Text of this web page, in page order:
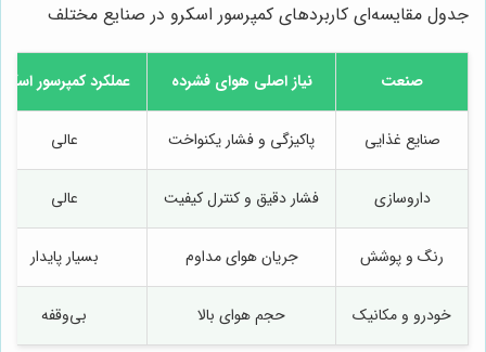
جدول مقایسه‌ای کاربردهای کمپرسور اسکرو در صنایع مختلف
صنعت نیاز اصلی هوای فشرده عملکرد کمپرسور
صنایع غذایی پاکیزگی و فشار یکنواخت عالی
داروسازی فشار دقیق و کنترل کیفیت عالی
رنگ و پوشش جریان هوای مداوم بسیار پایدار
خودرو و مکانیک حجم هوای بالا بی‌وقفه